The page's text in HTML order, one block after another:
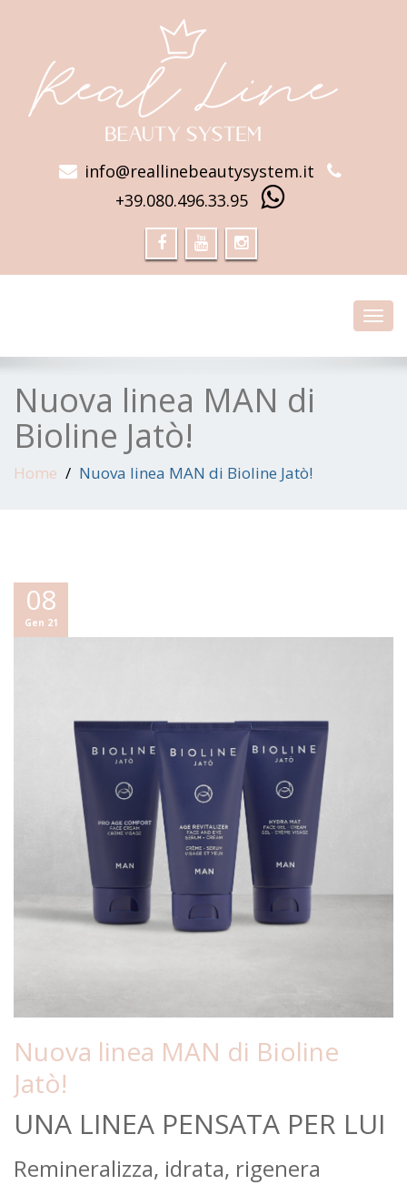
info@reallinebeautysystem.it
+39.080.496.33.95
Nuova linea MAN di
Bioline Jatò!
Home Nuova linea MAN di Bioline Jatò!
08
Gen 21
Nuova linea MAN di Bioline
Jatò!
UNA LINEA PENSATA PER LUI
Remineralizza, idrata, rigenera